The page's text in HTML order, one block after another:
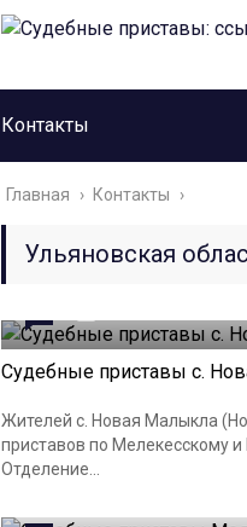
Контакты
Главная › Контакты ›
Ульяновская
Судебные приставы с.
Жителей с. Новая Малыкла
приставов по Мелекесскому
Отделение...